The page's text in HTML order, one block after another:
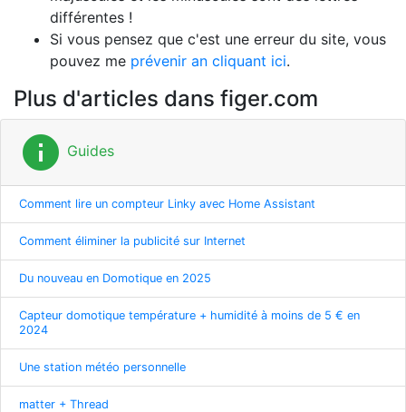
différentes !
Si vous pensez que c'est une erreur du site, vous
pouvez me prévenir an cliquant ici.
Plus d'articles dans figer.com
info Guides
Comment lire un compteur Linky avec Home Assistant
Comment éliminer la publicité sur Internet
Du nouveau en Domotique en 2025
Capteur domotique température + humidité à moins de 5 € en
2024
Une station météo personnelle
matter + Thread